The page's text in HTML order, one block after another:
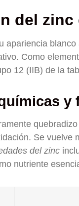
del zinc
apariencia
Como
12 (IIB) de la
y
Se vuelve
del zinc
nutriente